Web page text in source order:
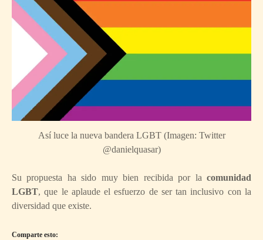
Así luce la nueva bandera LGBT (Imagen: Twitter
@danielquasar)
Su propuesta ha sido muy bien recibida por la comunidad
LGBT, que le aplaude el esfuerzo de ser tan inclusivo con la
diversidad que existe.
Comparte esto: